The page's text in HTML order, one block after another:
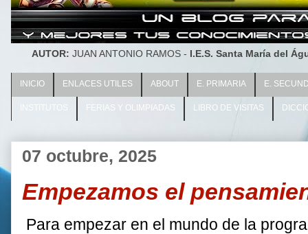
AUTOR: JUAN ANTONIO RAMOS - I.E.S. Santa María del
INICIO ENLACES UTILES ABOUT E. PRIMARIA E.
INSTITUTOS FERIAS Y OLIMPIADAS LIBRO DE VISITAS
07 octubre, 2025
Empezamos el
Para empezar en el mundo de la